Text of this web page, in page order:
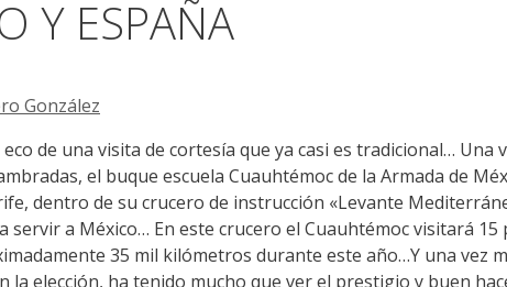
Y ESPAÑA
González
de una visita de cortesía que ya casi es tradicional… Una
el buque escuela Cuauhtémoc de la Armada de
dentro de su crucero de instrucción «Levante
a México… En este crucero el Cuauhtémoc visitará 15
35 mil kilómetros durante este año…Y una vez
elección, ha tenido mucho que ver el prestigio y buen